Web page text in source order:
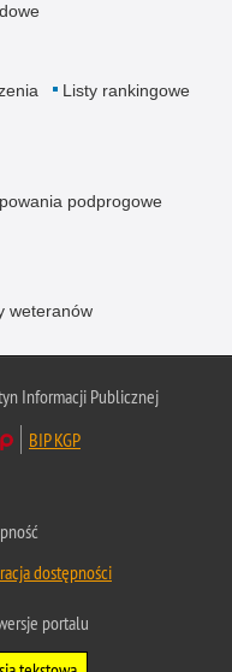
Listy rankingowe
podprogowe
weteranów
Informacji Publicznej
BIP KGP
dostępności
portalu